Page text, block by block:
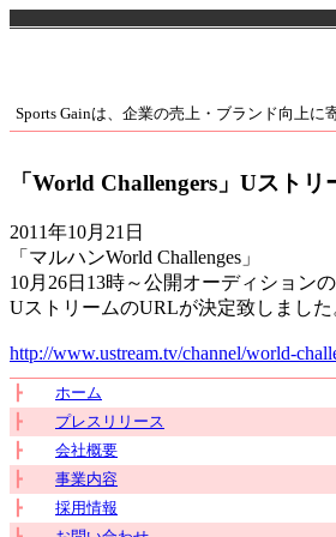
Sports Gainは、企業の売上・ブランド向上
「World Challengers」Uスト
2011年10月21日
「マルハンWorld Challenges」
10月26日13時～公開オーディション
UストリームのURLが決定致しました
http://www.ustream.tv/channel/world-
┣
ホーム
┣
プレスリリース
┣
会社概要
┣
事業内容
┣
採用情報